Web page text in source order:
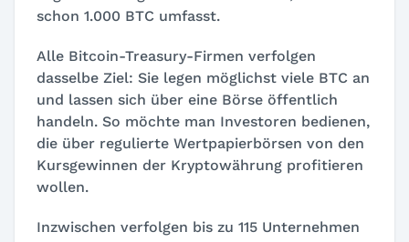
schon 1.000 BTC umfasst.
Alle Bitcoin-Treasury-Firmen verfolgen
dasselbe Ziel: Sie legen möglichst viele BTC an
und lassen sich über eine Börse öffentlich
handeln. So möchte man Investoren bedienen,
die über regulierte Wertpapierbörsen von den
Kursgewinnen der Kryptowährung profitieren
wollen.
Inzwischen verfolgen bis zu 115 Unternehmen